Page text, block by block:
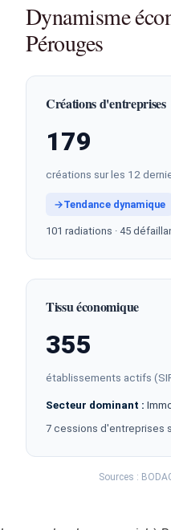
Dynamisme
Pérouges
Créations d'entreprises
179
créations sur les 12
→Tendance dynamique
101 radiations · 45
Tissu économique
355
établissements actifs
Secteur dominant :
7 cessions d'entreprises
Sources :